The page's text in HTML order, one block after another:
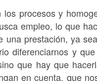
procesos y
empleo, lo que
prestación, ya
diferenciarnos y
que hay que
en cuenta, que